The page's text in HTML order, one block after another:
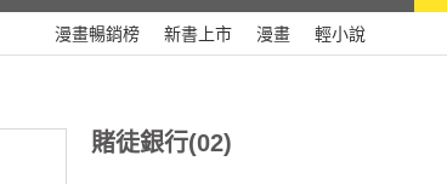
漫畫暢銷榜 新書上市 漫畫 輕小說
賭徒銀行(02)